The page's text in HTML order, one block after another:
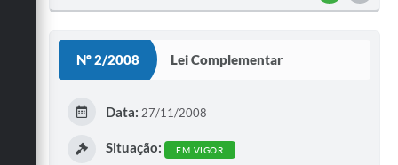
Nº 2/2008 Lei Complementar
Data: 27/11/2008
Situação: EM VIGOR